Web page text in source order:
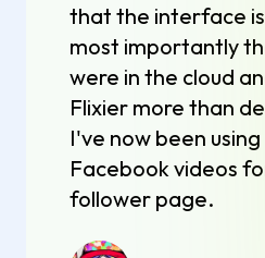
that the interface
most importantly
were in the cloud
Flixier more than
I've now been
Facebook videos
follower page.